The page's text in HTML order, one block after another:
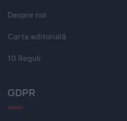
Despre noi
Carta editorială
10 Reguli
GDPR